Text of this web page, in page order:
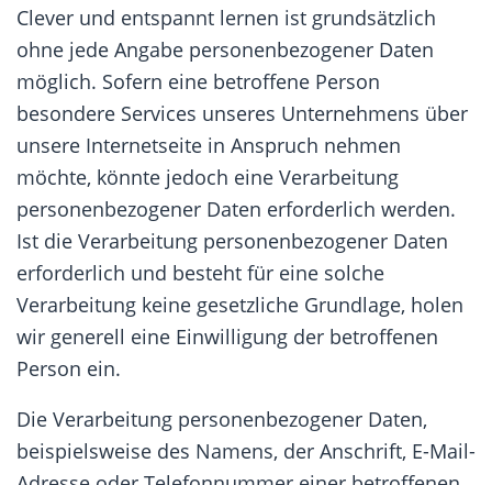
Clever und entspannt lernen ist grundsätzlich
ohne jede Angabe personenbezogener Daten
möglich. Sofern eine betroffene Person
besondere Services unseres Unternehmens über
unsere Internetseite in Anspruch nehmen
möchte, könnte jedoch eine Verarbeitung
personenbezogener Daten erforderlich werden.
Ist die Verarbeitung personenbezogener Daten
erforderlich und besteht für eine solche
Verarbeitung keine gesetzliche Grundlage, holen
wir generell eine Einwilligung der betroffenen
Person ein.
Die Verarbeitung personenbezogener Daten,
beispielsweise des Namens, der Anschrift, E-Mail-